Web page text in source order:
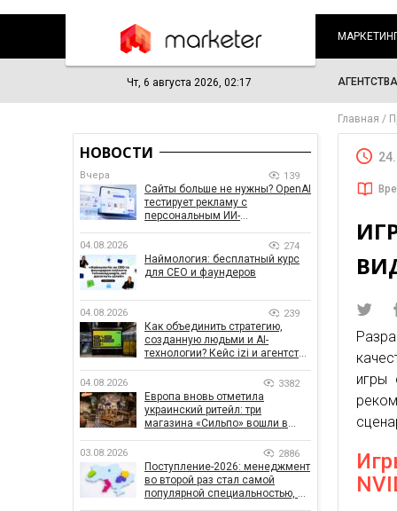
Чт, 6 августа 2026, 02:17 АГЕНТСТВА
Главная
игры
НОВОСТИ
Вчера 139
Сайты больше не нужны? OpenAI
тестирует рекламу с
персональным ИИ-
04.08.2026 274
Наймология: бесплатный курс
для CEO и фаундеров
04.08.2026 239
Как объединить стратегию,
созданную людьми и AI-
технологии? Кейс izi и агентства
04.08.2026 3382
Европа вновь отметила
украинский ритейл: три
магазина «Сильпо» вошли в
03.08.2026 2886
Поступление-2026: менеджмент
во второй раз стал самой
популярной специальностью, а